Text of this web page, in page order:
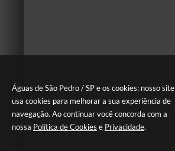
Águas de São Pedro / SP e os cookies: nosso site
usa cookies para melhorar a sua experiência de
navegação. Ao continuar você concorda com a
nossa Política de Cookies e Privacidade.